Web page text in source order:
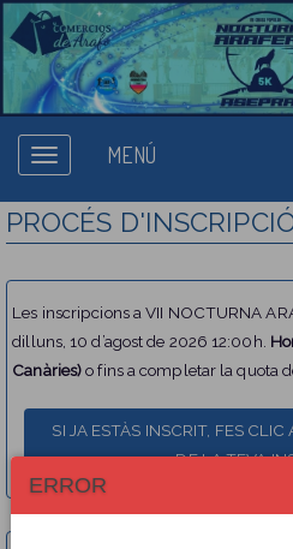
MENÚ
PROCÉS
Les inscripcions a VII NOCTURNA
dilluns, 10 d’agost de 2026 12:00h.
Canàries)o fins a completar la quota
ERROR